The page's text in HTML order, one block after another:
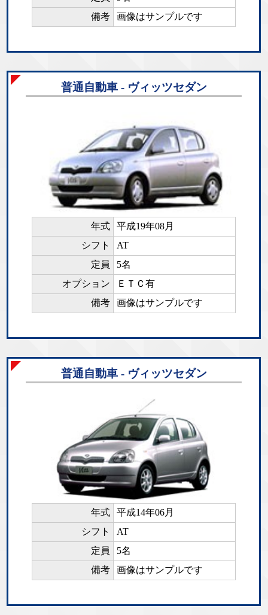
備考
画像はサンプルです
普通自動車 - ヴィッツセダン
年式
平成19年08月
シフト
AT
定員
5名
オプション
ＥＴＣ有
備考
画像はサンプルです
普通自動車 - ヴィッツセダン
年式
平成14年06月
シフト
AT
定員
5名
備考
画像はサンプルです